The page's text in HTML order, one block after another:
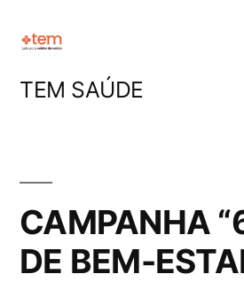
para
TEM SAÚDE
CAMPANHA
DE BEM-